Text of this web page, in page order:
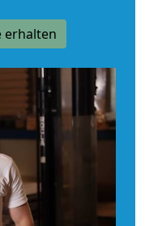
erhalten